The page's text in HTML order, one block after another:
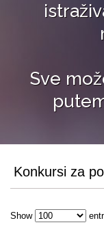
Sve
Konkursi za
Show